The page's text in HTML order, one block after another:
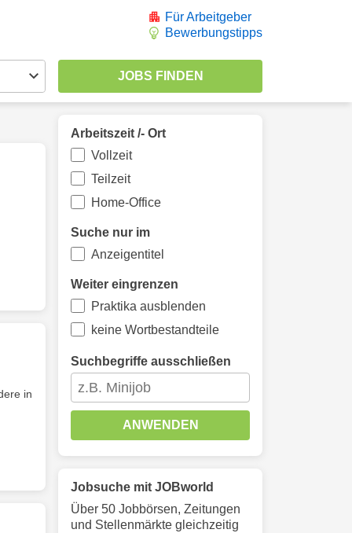
Für Arbeitgeber
Bewerbungstipps
in
Arbeitszeit /- Ort
Vollzeit
Teilzeit
Home-Office
Suche nur im
Anzeigentitel
Weiter eingrenzen
Praktika ausblenden
keine Wortbestandteile
Suchbegriffe ausschließen
ANWENDEN
Jobsuche mit JOBworld
Über 50 Jobbörsen, Zeitungen
und Stellenmärkte gleichzeitig